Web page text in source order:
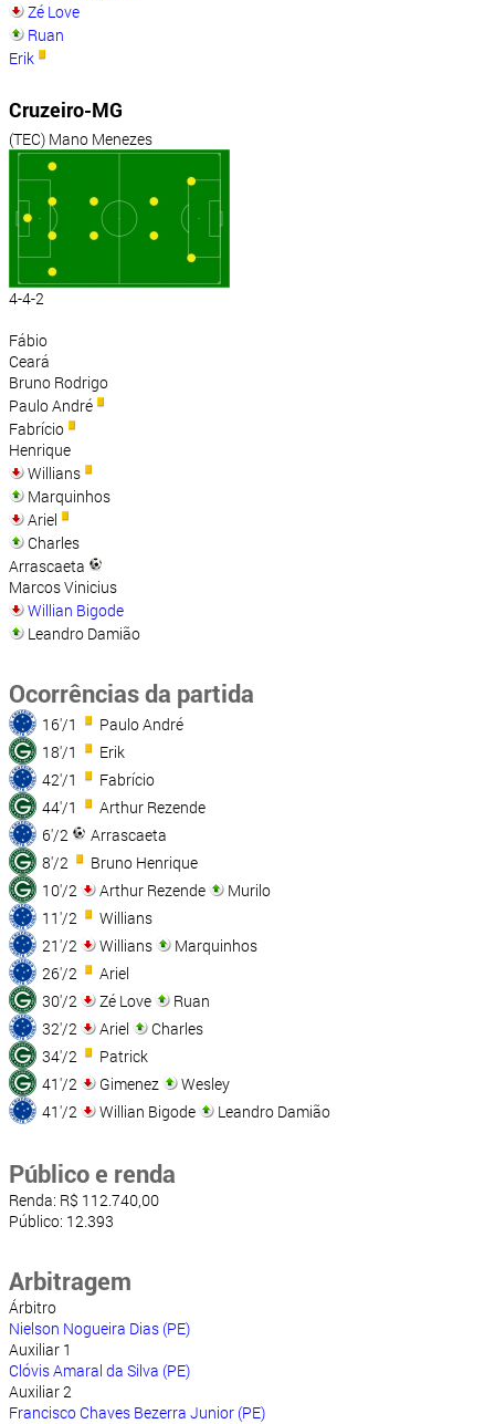
Zé Love
Ruan
Erik
Cruzeiro-MG
(TEC) Mano Menezes
4-4-2
Fábio
Ceará
Bruno Rodrigo
Paulo André
Fabrício
Henrique
Willians
Marquinhos
Ariel
Charles
Arrascaeta
Marcos Vinicius
Willian Bigode
Leandro Damião
Ocorrências da partida
16'/1
Paulo André
18'/1
Erik
42'/1
Fabrício
44'/1
Arthur Rezende
6'/2
Arrascaeta
8'/2
Bruno Henrique
10'/2
Arthur Rezende
Murilo
11'/2
Willians
21'/2
Willians
Marquinhos
26'/2
Ariel
30'/2
Zé Love
Ruan
32'/2
Ariel
Charles
34'/2
Patrick
41'/2
Gimenez
Wesley
41'/2
Willian Bigode Leandro Damião
Público e renda
Renda: R$ 112.740,00
Público: 12.393
Arbitragem
Árbitro
Nielson Nogueira Dias (PE)
Auxiliar 1
Clóvis Amaral da Silva (PE)
Auxiliar 2
Francisco Chaves Bezerra Junior (PE)